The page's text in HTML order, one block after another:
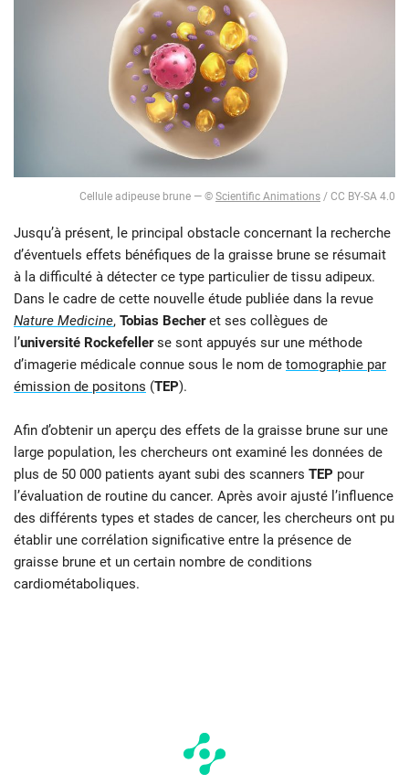
Cellule adipeuse brune — © Scientific Animations / CC BY-SA 4.0
Jusqu’à présent, le principal obstacle concernant la recherche
d’éventuels effets bénéfiques de la graisse brune se résumait
à la difficulté à détecter ce type particulier de tissu adipeux.
Dans le cadre de cette nouvelle étude publiée dans la revue
Nature Medicine, Tobias Becheret ses collègues de
l’université Rockefellerse sont appuyés sur une méthode
d’imagerie médicale connue sous le nom de tomographie par
émission de positons (TEP).
Afin d’obtenir un aperçu des effets de la graisse brune sur une
large population, les chercheurs ont examiné les données de
plus de 50 000 patients ayant subi des scanners TEP pour
l’évaluation de routine du cancer. Après avoir ajusté l’influence
des différents types et stades de cancer, les chercheurs ont pu
établir une corrélation significative entre la présence de
graisse brune et un certain nombre de conditions
cardiométaboliques.